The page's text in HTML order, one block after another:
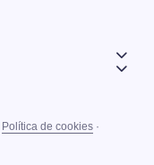
Política de cookies ·